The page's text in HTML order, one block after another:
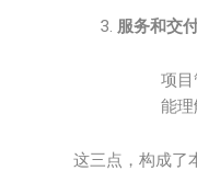
服务和交
项目
能
这三点，构成了